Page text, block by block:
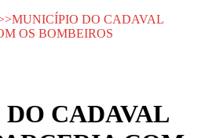
MUNICÍPIO DO CADAVAL
OS BOMBEIROS
CADAVAL